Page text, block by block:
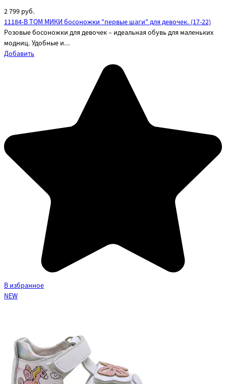
2 799 руб.
11184-B ТОМ МИКИ босоножки "первые шаги" для девочек. (17-22)
Розовые босоножки для девочек – идеальная обувь для маленьких
модниц. Удобные и...
Добавить
В избранное
NEW